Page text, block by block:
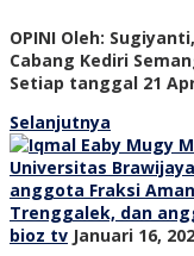
OPINI Oleh:
Cabang Kediri
Setiap tanggal 21
Selanjutnya
bioz tv Januari 16,